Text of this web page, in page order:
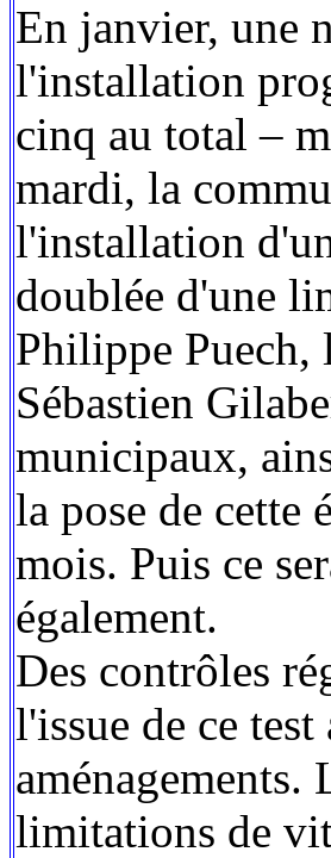
En janvier, une
l'installation
cinq au total –
mardi, la
l'installation
doublée d'une
Philippe Puech,
Sébastien
municipaux,
la pose de cette
mois. Puis ce
également.
Des contrôles
l'issue de ce
aménagements.
limitations de